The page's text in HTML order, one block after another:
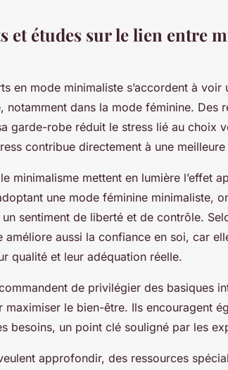
et études sur le lien entre
en mode minimaliste s’accordent à
notamment dans la mode féminine. Des
garde-robe réduit le stress lié au choix
contribue directement à une meilleure
minimalisme mettent en lumière l’effet
une mode féminine minimaliste,
sentiment de liberté et de contrôle.
améliore aussi la confiance en soi, car
qualité et leur adéquation réelle.
de privilégier des basiques
maximiser le bien-être. Ils encouragent
besoins, un point clé souligné par les
approfondir, des ressources